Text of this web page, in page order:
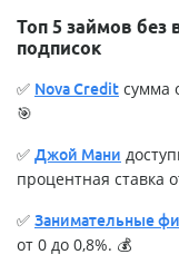
Топ 5 займов без
подписок
✅ Nova Credit сумма
🎯
✅ Джой Мани
процентная ставка
✅ Занимательные
от 0 до 0,8%. 💰